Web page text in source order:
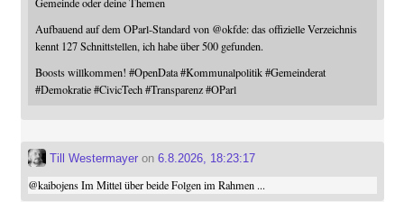
Aufbauend auf dem OParl-Standard von @okfde: das offizielle Verzeichnis
kennt 127 Schnittstellen, ich habe über 500 gefunden.
Boosts willkommen! #OpenData #Kommunalpolitik #Gemeinderat
#Demokratie #CivicTech #Transparenz #OParl
Till Westermayeron 6.8.2026, 18:23:17
@kaibojensIm Mittel über beide Folgen im Rahmen ...